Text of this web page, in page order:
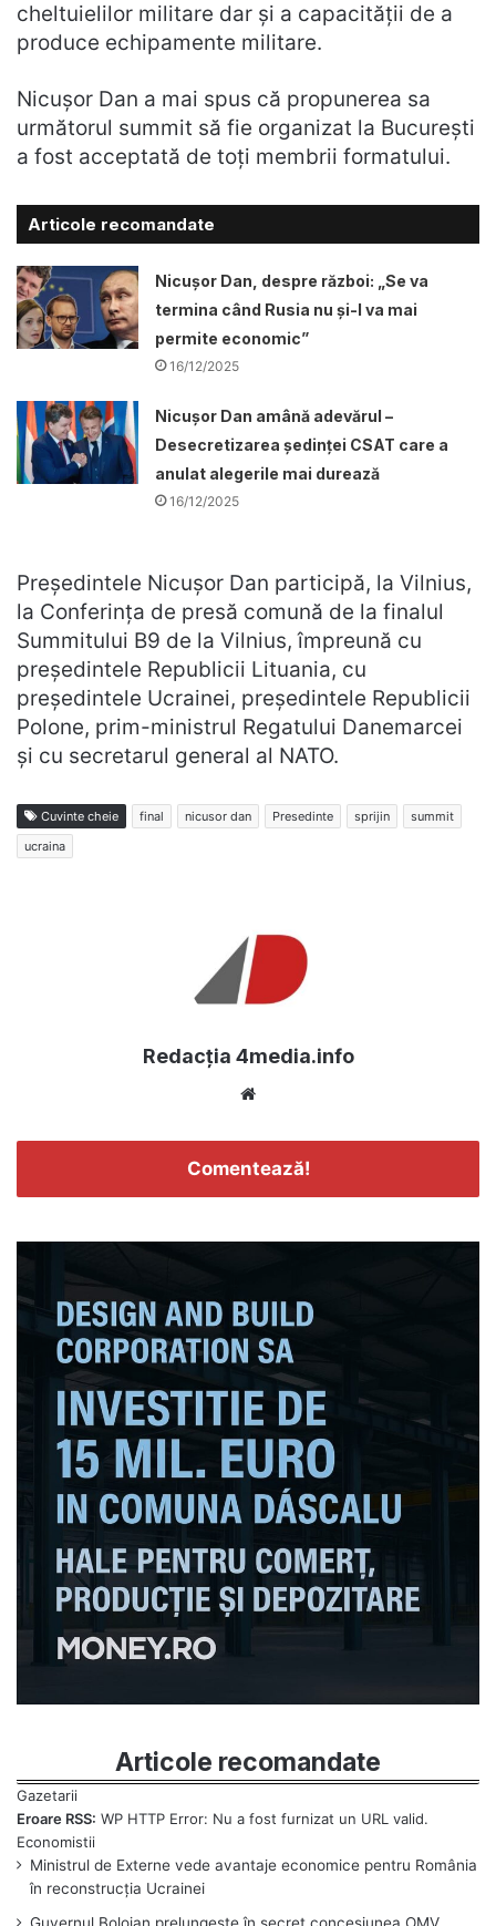
cheltuielilor militare dar și a capacității de a
produce echipamente militare.
Nicușor Dan a mai spus că propunerea sa
următorul summit să fie organizat la București
a fost acceptată de toți membrii formatului.
Articole recomandate
Nicușor Dan, despre război: „Se va
termina când Rusia nu și-l va mai
permite economic”
16/12/2025
Nicușor Dan amână adevărul –
Desecretizarea ședinței CSAT care a
anulat alegerile mai durează
16/12/2025
Președintele Nicușor Dan participă, la Vilnius,
la Conferința de presă comună de la finalul
Summitului B9 de la Vilnius, împreună cu
președintele Republicii Lituania, cu
președintele Ucrainei, președintele Republicii
Polone, prim-ministrul Regatului Danemarcei
și cu secretarul general al NATO.
Cuvinte cheie final nicusor dan Presedinte sprijin
summit
ucraina
Redacția 4media.info
Comentează!
Articole recomandate
Eroare RSS: WP HTTP Error: Nu a fost furnizat un URL valid.
Ministrul de Externe vede avantaje economice pentru România
în reconstrucția Ucrainei